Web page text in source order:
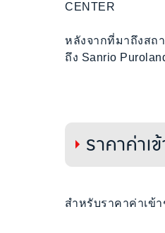
CENTER
หลังจากที่มาถึงสถา
ถึง Sanrio
ราคาค่าเ
สำหรับราคาค่าเข้